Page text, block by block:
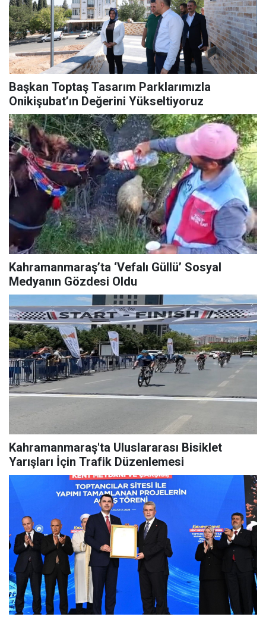
Başkan Toptaş Tasarım Parklarımızla
Onikişubat’ın Değerini Yükseltiyoruz
Kahramanmaraş’ta ‘Vefalı Güllü’ Sosyal
Medyanın Gözdesi Oldu
Kahramanmaraş'ta Uluslararası Bisiklet
Yarışları İçin Trafik Düzenlemesi